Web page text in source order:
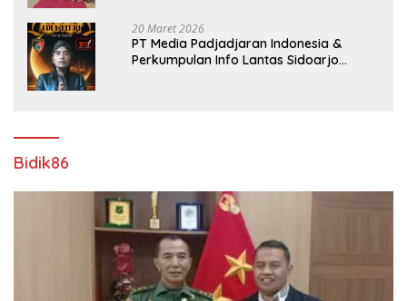
20 Maret 2026
PT Media Padjadjaran Indonesia &
Perkumpulan Info Lantas Sidoarjo
Bidik86